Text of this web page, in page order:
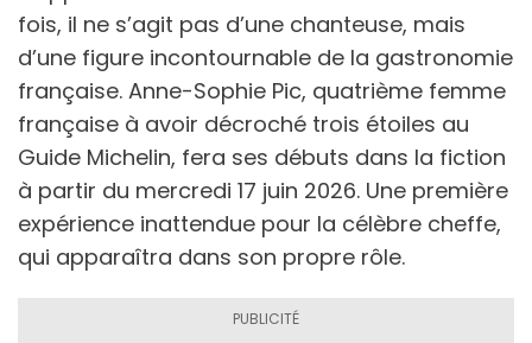
fois, il ne s’agit pas d’une chanteuse, mais
d’une figure incontournable de la gastronomie
française. Anne-Sophie Pic, quatrième femme
française à avoir décroché trois étoiles au
Guide Michelin, fera ses débuts dans la fiction
à partir du mercredi 17 juin 2026. Une première
expérience inattendue pour la célèbre cheffe,
qui apparaîtra dans son propre rôle.